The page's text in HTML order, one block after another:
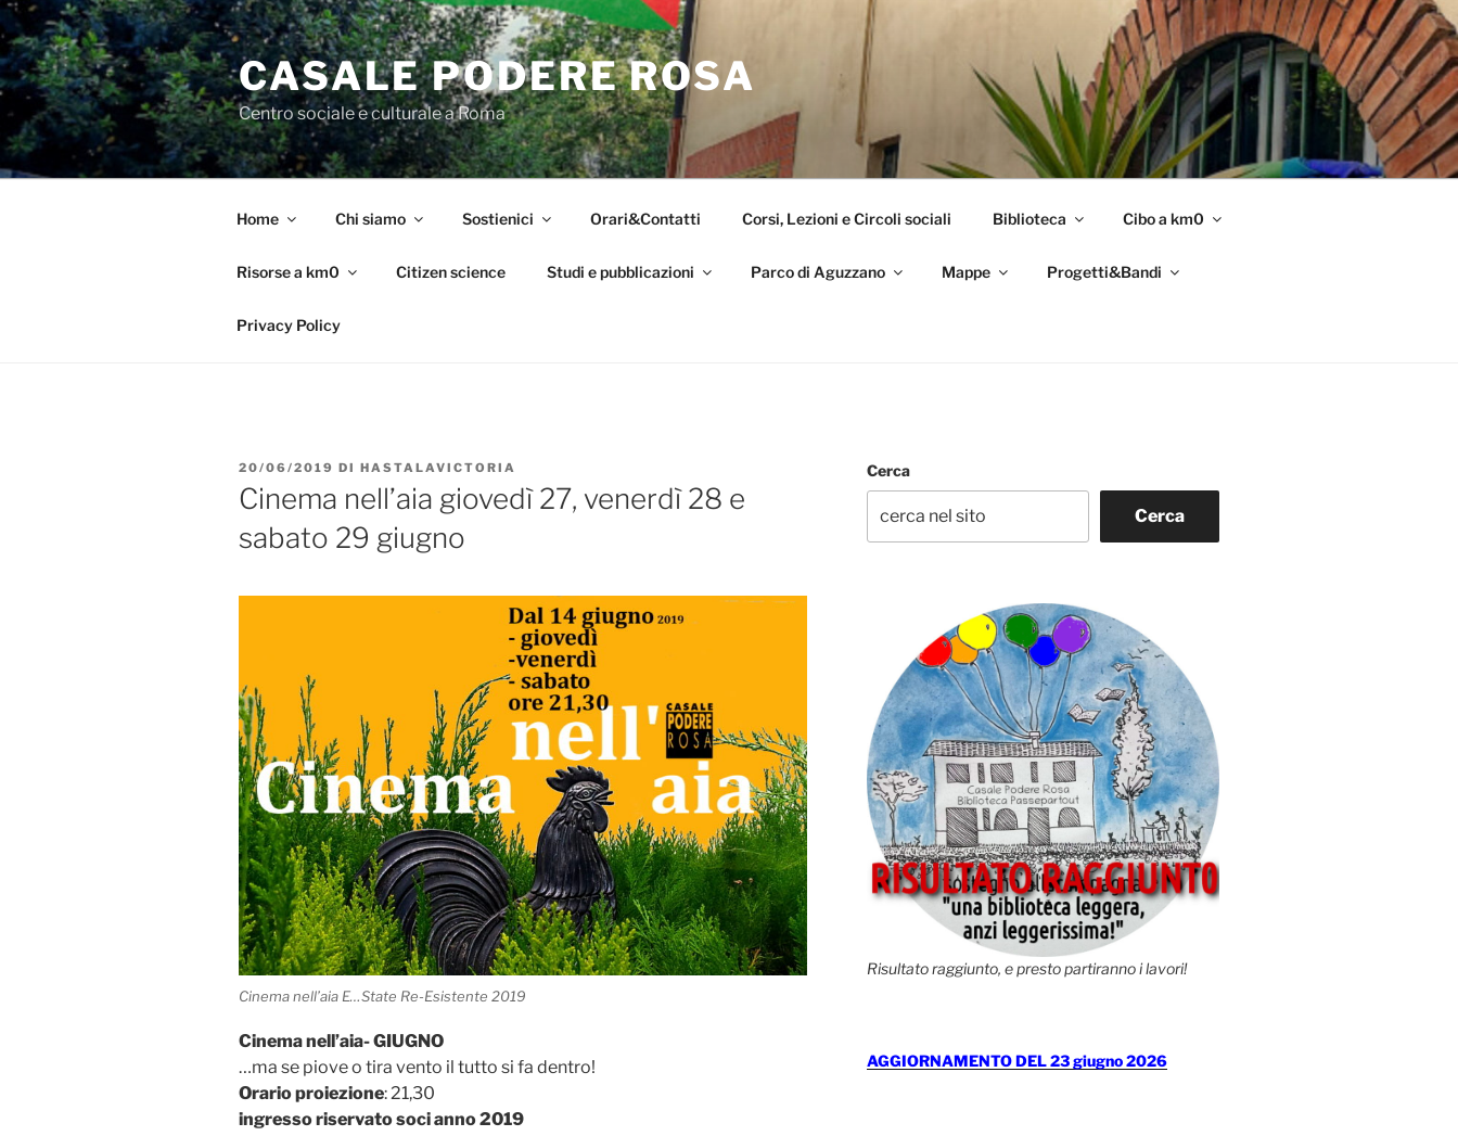
Salta
al
contenuto
CASALE PODERE ROSA
Centro sociale e culturale a Roma
Home Chi siamo Sostienici Orari&Contatti Corsi, Lezioni e Circoli sociali Biblioteca Cibo a km0
Risorse a km0 Citizen science Studi e pubblicazioni Parco di Aguzzano Mappe Progetti&Bandi
Privacy Policy
PUBBLICATO
IL
20/06/2019 DI HASTALAVICTORIA
Cinema nell’aia giovedì 27, venerdì 28 e
sabato 29 giugno
Cinema nell’aia E…State Re-Esistente 2019
Cinema nell’aia- GIUGNO
…ma se piove o tira vento il tutto si fa dentro!
Orario proiezione: 21,30
ingresso riservato soci anno 2019
Cerca
Cerca
Risultato raggiunto, e presto partiranno i lavori!
AGGIORNAMENTO DEL 23 giugno 2026